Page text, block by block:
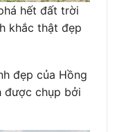
hết đất trời
khắc thật đẹp
đẹp của Hồng
được chụp bởi